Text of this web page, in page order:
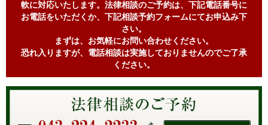
軟に対応いたします。法律相談のご予約は、下記電話番号に
お電話をいただくか、下記相談予約フォームにてお申込み下
さい。
まずは、お気軽にお問い合わせください。
恐れ入りますが、電話相談は実施しておりませんのでご了承
ください。